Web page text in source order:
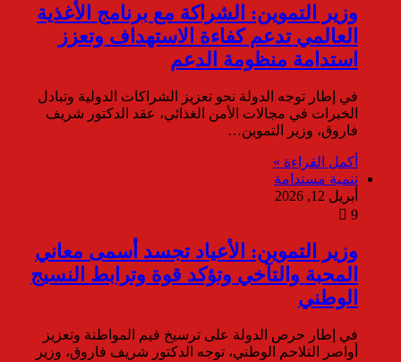
وزير التموين: الشراكة مع برنامج الأغذية
العالمي تدعم كفاءة الاستهداف وتعزز
استدامة منظومة الدعم
في إطار توجه الدولة نحو تعزيز الشراكات الدولية وتبادل
الخبرات في مجالات الأمن الغذائي، عقد الدكتور شريف
فاروق، وزير التموين…
أكمل القراءة »
تنمية مستدامة
أبريل 12, 2026
9
وزير التموين: الأعياد تجسد أسمى معاني
المحبة والتآخي وتؤكد قوة وترابط النسيج
الوطني
في إطار حرص الدولة على ترسيخ قيم المواطنة وتعزيز
أواصر التلاحم الوطني، توجه الدكتور شريف فاروق، وزير